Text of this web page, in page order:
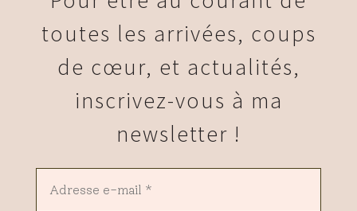
toutes les arrivées, coups
de cœur, et actualités,
inscrivez-vous à ma
newsletter !